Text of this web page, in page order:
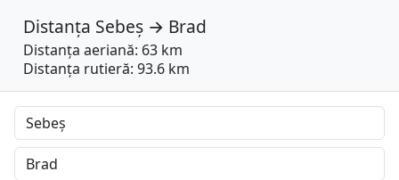
Distanța Sebeș → Brad
Distanța aeriană: 63 km
Distanța rutieră: 93.6 km